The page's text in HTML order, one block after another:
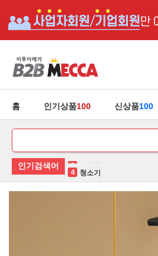
홈 인기상품100 신상품100
5
1 홍삼
2 후라이팬